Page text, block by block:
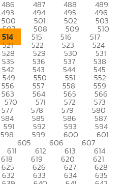
486 487 488 489
493 494 495 496
500 501 502 503
507 508 509 510
514 515 516 517
521 522 523 524
528 529 530 531
535 536 537 538
542 543 544 545
549 550 551 552
556 557 558 559
563 564 565 566
570 571 572 573
577 578 579 580
584 585 586 587
591 592 593 594
598 599 600 601
605 606 607
611 612 613 614
618 619 620 621
625 626 627 628
632 633 634 635